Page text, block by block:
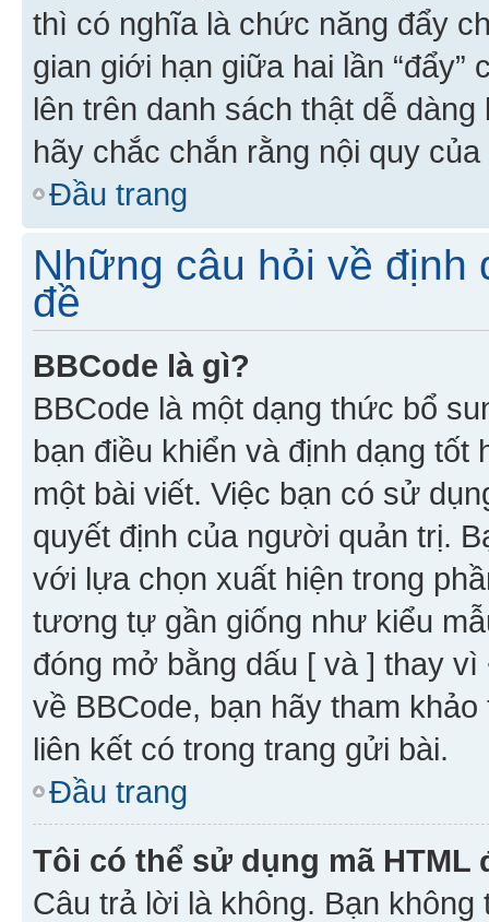
thì có nghĩa là chức năng đẩy
gian giới hạn giữa hai lần “đẩy”
lên trên danh sách thật dễ
hãy chắc chắn rằng nội quy
Đầu trang
Những câu hỏi về định
đề
BBCode là gì?
BBCode là một dạng thức bổ
bạn điều khiển và định dạng
một bài viết. Việc bạn có sử
quyết định của người quản trị.
với lựa chọn xuất hiện trong
tương tự gần giống như kiểu
đóng mở bằng dấu [ và ] thay
về BBCode, bạn hãy tham
liên kết có trong trang gửi bài.
Đầu trang
Tôi có thể sử dụng mã
Câu trả lời là không. Bạn